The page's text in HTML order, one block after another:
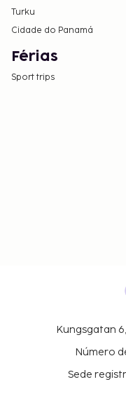
Turku
Cidade do Panamá
Férias
Sport trips
Kungsgatan 6,
Número
Sede